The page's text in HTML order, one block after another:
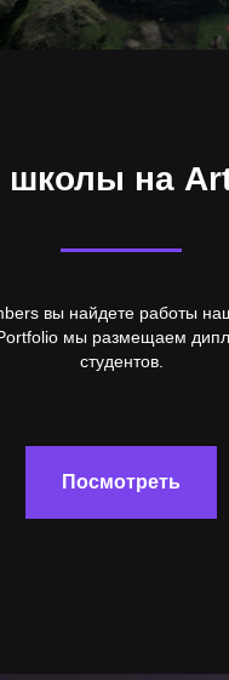
школы на
вы найдете работы
мы размещаем
студентов.
Посмотреть